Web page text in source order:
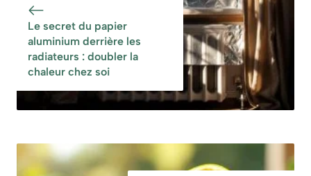
Le secret du papier
aluminium derrière les
radiateurs : doubler la
chaleur chez soi